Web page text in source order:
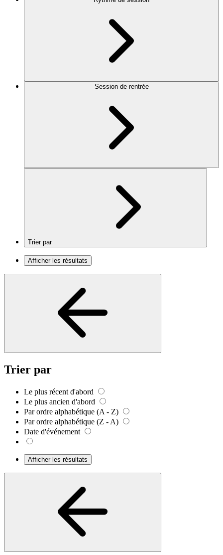
Session de rentrée
Trier par
Afficher les résultats
Trier par
Le plus récent d'abord
Le plus ancien d'abord
Par ordre alphabétique (A - Z)
Par ordre alphabétique (Z - A)
Date d'événement
Afficher les résultats